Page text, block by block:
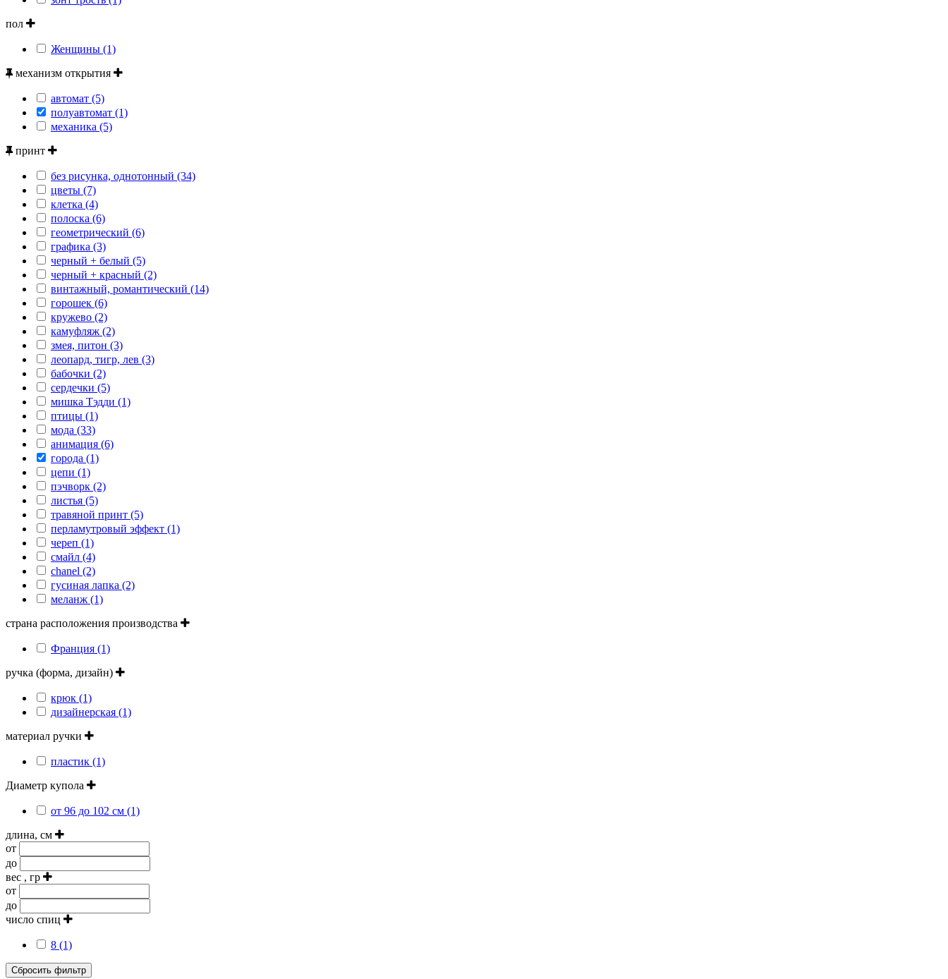
пол
Женщины (1)
механизм открытия
автомат (5)
полуавтомат (1)
механика (5)
принт
без рисунка, однотонный (34)
цветы (7)
клетка (4)
полоска (6)
геометрический (6)
графика (3)
черный + белый (5)
черный + красный (2)
винтажный, романтический (14)
горошек (6)
кружево (2)
камуфляж (2)
змея, питон (3)
леопард, тигр, лев (3)
бабочки (2)
сердечки (5)
мишка Тэдди (1)
птицы (1)
мода (33)
анимация (6)
города (1)
цепи (1)
пэчворк (2)
листья (5)
травяной принт (5)
перламутровый эффект (1)
череп (1)
смайл (4)
сhanel (2)
гусиная лапка (2)
меланж (1)
страна расположения производства
Франция (1)
ручка (форма, дизайн)
крюк (1)
дизайнерская (1)
материал ручки
пластик (1)
Диаметр купола
от 96 до 102 см (1)
длина, см
от
до
вес , гр
от
до
число спиц
8 (1)
Сбросить фильтр